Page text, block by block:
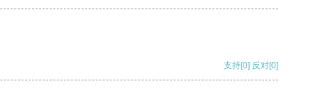
支持[0] 反对[0]